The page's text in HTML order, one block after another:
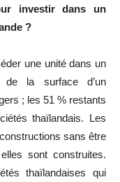
investir dans un
?
une unité dans un
la surface d’un
; les 51 % restants
thaïlandais. Les
sans être
sont construites.
thaïlandaises qui